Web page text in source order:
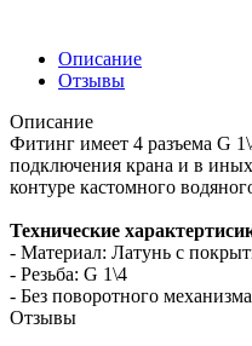
Описание
Отзывы
Описание
Фитинг имеет 4 разъема G
подключения крана и в
контуре кастомного
Технические
- Материал: Латунь с
- Резьба: G 1\4
- Без поворотного механизма
Отзывы